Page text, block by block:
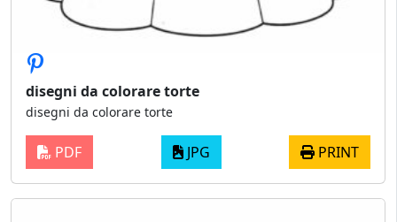
disegni da colorare torte
disegni da colorare torte
PDF JPG PRINT